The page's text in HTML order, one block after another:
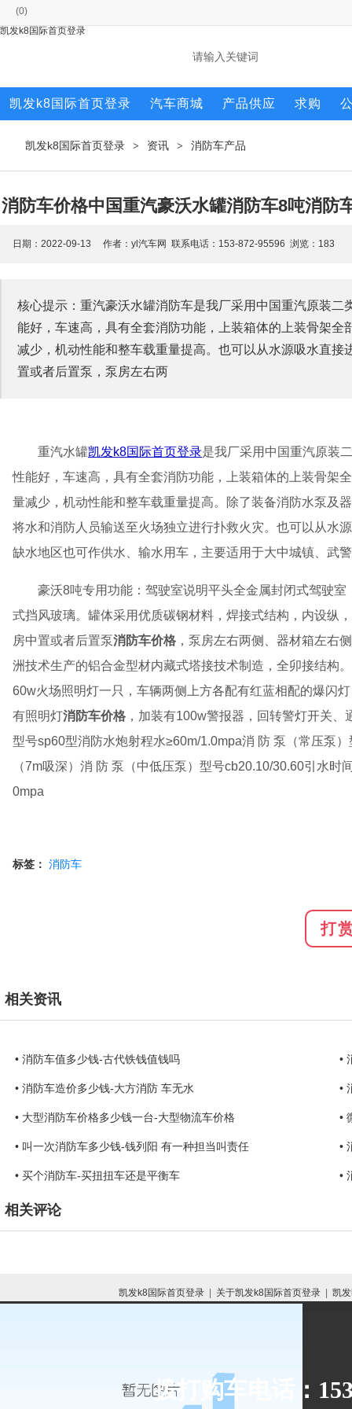
(0)
凯发k8国际首页登录
凯发k8国际首页登录 汽车商城 产品供应 求购
凯发k8国际首页登录 > 资讯 > 消防车产品
消防车价格中国重汽豪沃水罐消防车8吨消防
日期：2022-09-13 作者：yl汽车网 联系电话：153-872-95596 浏览： 183
核心提示：重汽豪沃水罐消防车是我厂采用中国重汽原装
能好，车速高，具有全套消防功能，上装箱体的上装骨架
减少，机动性能和整车载重量提高。也可以从水源吸水直
置或者后置泵，泵房左右两
重汽水罐凯发k8国际首页登录是我厂采用中国重汽原装
性能好，车速高，具有全套消防功能，上装箱体的上装骨架
量减少，机动性能和整车载重量提高。除了装备消防水泵及
将水和消防人员输送至火场独立进行扑救火灾。也可以从水
缺水地区也可作供水、输水用车，主要适用于大中城镇、武
豪沃8吨专用功能：驾驶室说明平头全金属封闭式驾驶
式挡风玻璃。罐体采用优质碳钢材料，焊接式结构，内设纵
房中置或者后置泵消防车价格 ，泵房左右两侧、器材箱左右
洲技术生产的铝合金型材内藏式塔接技术制造，全卯接结构
60w火场照明灯一只，车辆两侧上方各配有红蓝相配的爆闪
有照明灯消防车价格 ，加装有100w警报器，回转警灯开关
型号sp60型消防水炮射程水≥60m/1.0mpa消 防 泵（常压泵
（7m吸深）消 防 泵（中低压泵）型号cb20.10/30.60引水
0mpa
标签： 消防车
打
相关资讯
• 消防车值多少钱-古代铁钱值钱吗 •
• 消防车造价多少钱-大方消防 车无水 •
• 大型消防车价格多少钱一台-大型物流车价格 •
• 叫一次消防车多少钱-钱列阳 有一种担当叫责任 •
• 买个消防车-买扭扭车还是平衡车 •
相关评论
凯发k8国际首页登录 关于凯发k8国际首页登录 凯
拨打购车电话：